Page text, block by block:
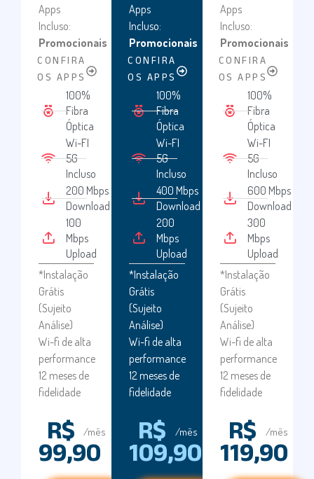
Apps
Incluso:
Promocionais
CONFIRA
OS APPS
100%
Fibra
Óptica
Wi-FI
5G
Incluso
200 Mbps
Download
100
Mbps
Upload
*Instalação
Grátis
(Sujeito
Análise)
Wi-fi de alta
performance
12 meses de
fidelidade
R$
99,90
/mês
Apps
Incluso:
Promocionais
CONFIRA
OS APPS
100%
Fibra
Óptica
Wi-FI
5G
Incluso
400 Mbps
Download
200
Mbps
Upload
*Instalação
Grátis
(Sujeito
Análise)
Wi-fi de alta
performance
12 meses de
fidelidade
R$
109,90
/mês
Apps
Incluso:
Promocionais
CONFIRA
OS APPS
100%
Fibra
Óptica
Wi-FI
5G
Incluso
600 Mbps
Download
300
Mbps
Upload
*Instalação
Grátis
(Sujeito
Análise)
Wi-fi de alta
performance
12 meses de
fidelidade
R$
119,90
/mês